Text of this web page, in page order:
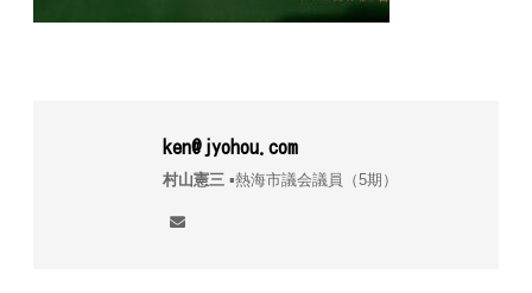
ken@jyohou.com
村山憲三▪︎熱海市議会議員（5期）